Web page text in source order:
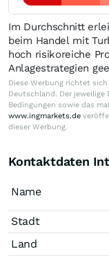
Im Durchschnitt
beim Handel mit
hoch risikoreiche
Anlagestrategien
Diese Werbung richtet
Deutschland. Der jeweilige
Bedingungen sowie das
www.ingmarkets.de
dieser Werbung.
Kontaktdaten
Name
Stadt
Land